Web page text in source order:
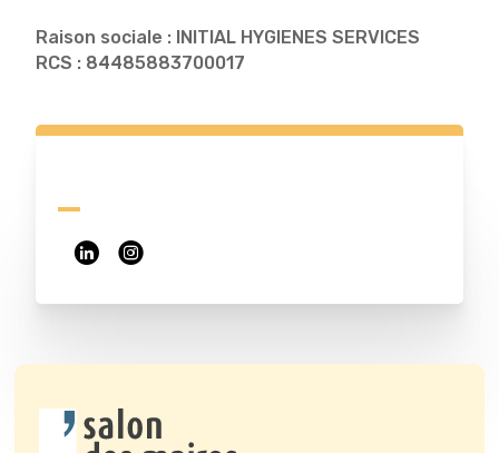
Raison sociale : INITIAL HYGIENES SERVICES
RCS : 84485883700017